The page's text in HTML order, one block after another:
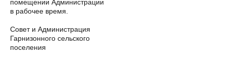
помещении Администрации
в рабочее время.
Совет и Администрация
Гарнизонного сельского
поселения